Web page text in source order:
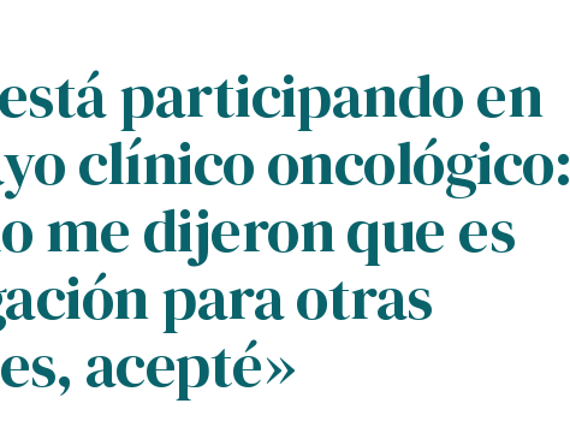
participando en
clínico oncológico:
me dijeron que es
para otras
acepté»